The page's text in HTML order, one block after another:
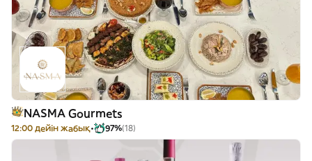
NASMA Gourmets
12:00 дейін жабық 97%(18)